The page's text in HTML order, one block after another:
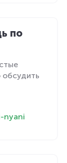
по
nyani